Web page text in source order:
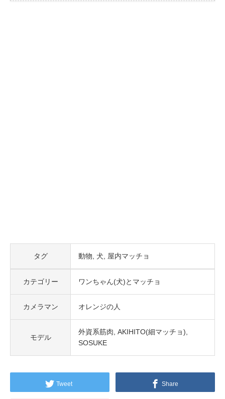
タグ 動物 犬 屋内マッチョ
カテゴリー ワンちゃん(犬)とマッチョ
カメラマン オレンジの人
モデル
外資系筋肉 AKIHITO(細マッチョ)
SOSUKE
Tweet Share